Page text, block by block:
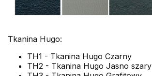
Tkanina Hugo:
TH1 - Tkanina Hugo Czarny
TH2 - Tkanina Hugo Jasno szary